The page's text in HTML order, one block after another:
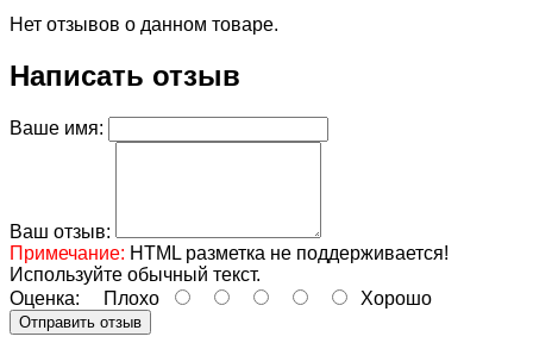
Нет отзывов о данном товаре.
Написать отзыв
Ваше имя:
Ваш отзыв:
Примечание: HTML разметка не поддерживается!
Используйте обычный текст.
Оценка: Плохо Хорошо
Отправить отзыв